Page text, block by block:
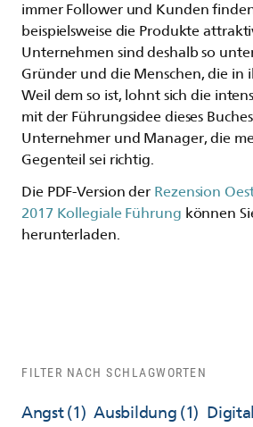
immer Follower und Kunden
beispielsweise die Produkte
Unternehmen sind deshalb so
Gründer und die Menschen, die in
Weil dem so ist, lohnt sich die
mit der Führungsidee dieses
Unternehmer und Manager, die
Gegenteil sei richtig.
Die PDF-Version der Rezension
2017 Kollegiale Führung können
herunterladen.
FILTER NACH SCHLAGWORTEN
Angst(1) Ausbildung (1)